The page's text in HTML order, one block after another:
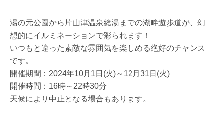
湯の元公園から片山津温泉総湯までの湖畔遊歩道が、幻
想的にイルミネーションで彩られます！
いつもと違った素敵な雰囲気を楽しめる絶好のチャンス
です。
開催期間：2024年10月1日(火)～12月31日(火)
開催時間：16時～22時30分
天候により中止となる場合もあります。